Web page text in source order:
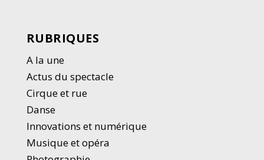
RUBRIQUES
A la une
Actus du spectacle
Cirque et rue
Danse
Innovations et numérique
Musique et opéra